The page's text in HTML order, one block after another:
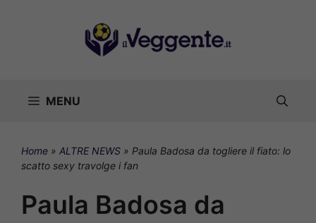
MENU
Home » ALTRE NEWS » Paula Badosa da togliere il fiato: lo
scatto sexy travolge i fan
Paula Badosa da